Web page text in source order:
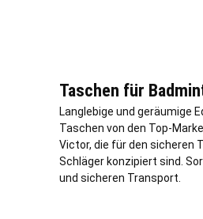
Taschen für
Langlebige und geräumige
Taschen von den Top-
Victor, die für den sicheren
Schläger konzipiert sind.
und sicheren Transport.